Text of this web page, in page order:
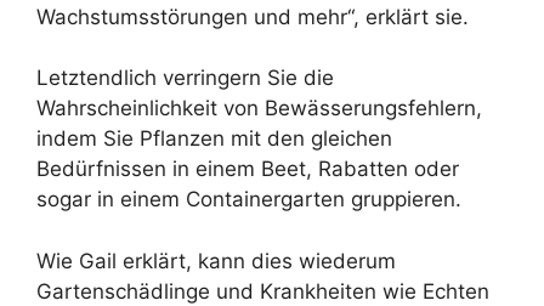
Wachstumsstörungen und mehr“, erklärt sie.
Letztendlich verringern Sie die
Wahrscheinlichkeit von Bewässerungsfehlern,
indem Sie Pflanzen mit den gleichen
Bedürfnissen in einem Beet, Rabatten oder
sogar in einem Containergarten gruppieren.
Wie Gail erklärt, kann dies wiederum
Gartenschädlinge und Krankheiten wie Echten